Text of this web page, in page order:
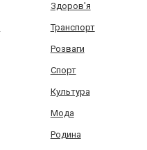
Здоров'я
Транспорт
Розваги
Спорт
Культура
Мода
Родина